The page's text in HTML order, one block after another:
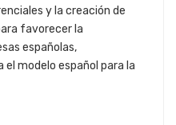
y la creación de
favorecer la
españolas,
modelo español para la